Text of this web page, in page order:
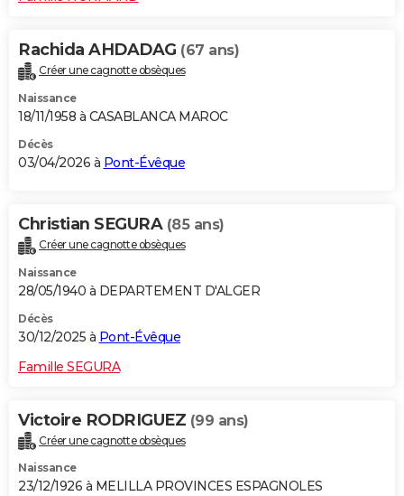
FORUM
Rachida AHDADAG (67 ans)
Créer une cagnotte obsèques
Naissance
18/11/1958 à CASABLANCA MAROC
Décès
03/04/2026 à Pont-Évêque
Christian SEGURA (85 ans)
Créer une cagnotte obsèques
Naissance
28/05/1940 à DEPARTEMENT D'ALGER
Décès
30/12/2025 à Pont-Évêque
Famille SEGURA
Victoire RODRIGUEZ (99 ans)
Créer une cagnotte obsèques
Naissance
23/12/1926 à MELILLA PROVINCES ESPAGNOLES